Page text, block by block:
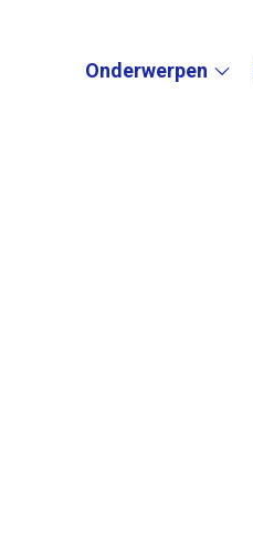
Onderwerpen